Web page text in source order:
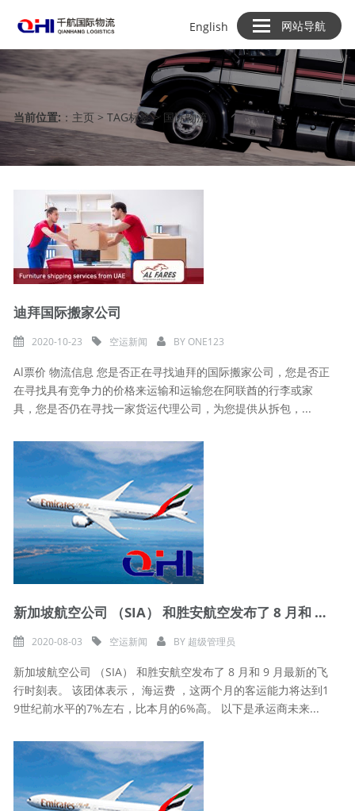
English 网站导航
English 网站导航
当前位置: ： 主页 >TAG标签> 国际物流
迪拜国际搬家公司
2020-10-23 空运新闻 BY ONE123
Al票价 物流信息 您是否正在寻找迪拜的国际搬家公司，您是否正
在寻找具有竞争力的价格来运输和运输您在阿联酋的行李或家
具，您是否仍在寻找一家货运代理公司，为您提供从拆包，...
新加坡航空公司 （SIA） 和胜安航空发布了 8 月和 9 月最新的飞
2020-08-03 空运新闻 BY 超级管理员
新加坡航空公司 （SIA） 和胜安航空发布了 8 月和 9 月最新的飞
行时刻表。 该团体表示， 海运费 ，这两个月的客运能力将达到1
9世纪前水平的7%左右，比本月的6%高。 以下是承运商未来...